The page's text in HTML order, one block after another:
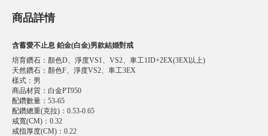
商品詳情
含蓄愛不止息 鉑金(白金)男款結婚對戒
培育鑽石 ： 顏色D、淨度VS1、VS2、車工1ID+2EX(3EX以上)
天然鑽石 ： 顏色F、淨度VS2、車工3EX
樣式 ： 男
商品材質 ： 白金PT950
配鑽數量 ： 53-65
配鑽總重(克拉) ： 0.53-0.65
戒寬(CM) ： 0.32
戒指厚度(CM) ： 0.22